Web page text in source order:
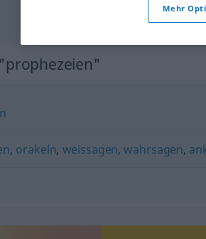
, orakeln, weissagen,wahrsagen,
Mehr